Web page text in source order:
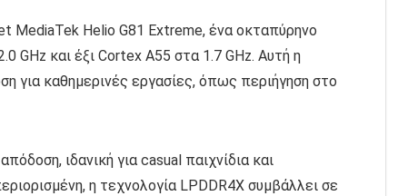
MediaTek Helio G81 Extreme, ένα οκταπύρηνο
GHz και έξι Cortex A55 στα 1.7 GHz. Αυτή η
για καθημερινές εργασίες, όπως περιήγηση στο
ιδανική για casual παιχνίδια και
η τεχνολογία LPDDR4X συμβάλλει σε